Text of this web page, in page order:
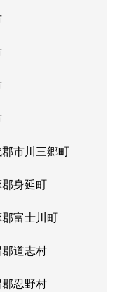
市川三郷町
身延町
富士川町
道志村
忍野村